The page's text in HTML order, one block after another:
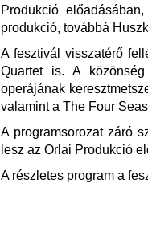
Produkció
produkció, továbbá
A fesztivál visszatérő
Quartet is. A
operájának
valamint a The Four
A programsorozat záró
lesz az Orlai Produkció
A részletes program a